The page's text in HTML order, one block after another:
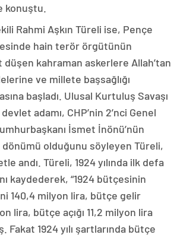
konuştu.
Rahmi Aşkın Türeli ise, Pençe
hain terör örgütünün
düşen kahraman askerlere Allah’tan
ve millete başsağlığı
başladı. Ulusal Kurtuluş Savaşı
adamı, CHP’nin 2’nci Genel
İsmet İnönü’nün
dönümü olduğunu söyleyen Türeli,
andı. Türeli, 1924 yılında ilk defa
kaydederek, “1924 bütçesinin
140,4 milyon lira, bütçe gelir
lira, bütçe açığı 11,2 milyon lira
Fakat 1924 yılı şartlarında bütçe